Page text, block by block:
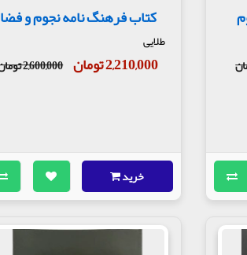
کتاب فرهنگ نامه نجوم و فضا
طلایی
2,210,000 تومان 2,600,000 تومان
خرید